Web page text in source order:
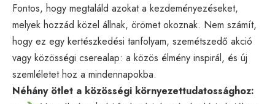
Fontos, hogy megtaláld azokat a kezdeményezéseket,
melyek hozzád közel állnak, örömet okoznak. Nem számít,
hogy ez egy kertészkedési tanfolyam, szemétszedő akció
vagy közösségi cserealap: a közös élmény inspirál, és új
szemléletet hoz a mindennapokba.
Néhány ötlet a közösségi környezettudatossághoz: